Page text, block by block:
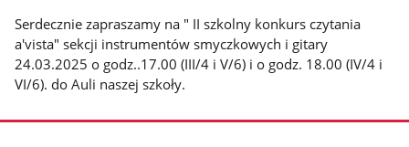
Serdecznie zapraszamy na " II szkolny konkurs czytania
a'vista" sekcji instrumentów smyczkowych i gitary
24.03.2025 o godz..17.00 (III/4 i V/6) i o godz. 18.00 (IV/4 i
VI/6). do Auli naszej szkoły.